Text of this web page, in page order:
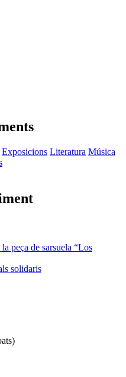
Exposicions Literatura Música
peça de sarsuela “Los
solidaris